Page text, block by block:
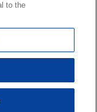
to the